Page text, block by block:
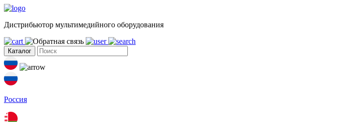
Дистрибьютор мультимедийного оборудования
Каталог
Россия